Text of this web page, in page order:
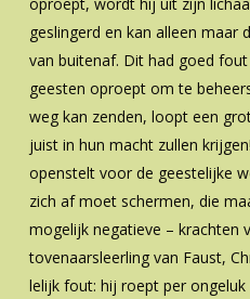
geslingerd en kan alleen maar
van buitenaf. Dit had goed
geesten oproept om te
weg kan zenden, loopt een
juist in hun macht zullen
openstelt voor de geestelijke
zich af moet schermen, die
mogelijk negatieve – krachten
tovenaarsleerling van Faust,
lelijk fout: hij roept per ongeluk